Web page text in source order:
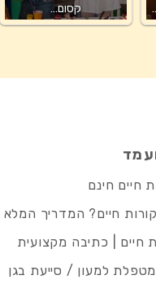
קסום…
חיים חינם
חיים? המדריך המלא
חיים | כתיבה מקצועית
מטפלת למעון / סייעת בגן